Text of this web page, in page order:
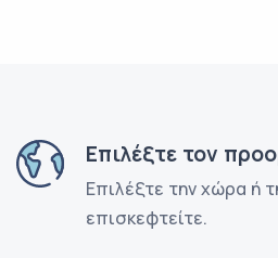
Επιλέξτε τον
Επιλέξτε την χώρα ή
επισκεφτείτε.